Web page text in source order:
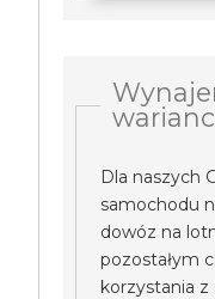
Dla naszych
samochodu
dowóz na
pozostałym
korzystania